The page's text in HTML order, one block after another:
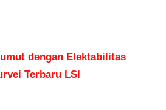
dengan Elektabilitas
Terbaru LSI